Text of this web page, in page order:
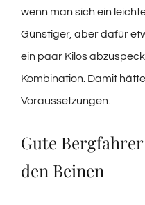
wenn man sich ein
Günstiger, aber dafür
ein paar Kilos
Kombination. Damit
Voraussetzungen.
Gute
den Beinen